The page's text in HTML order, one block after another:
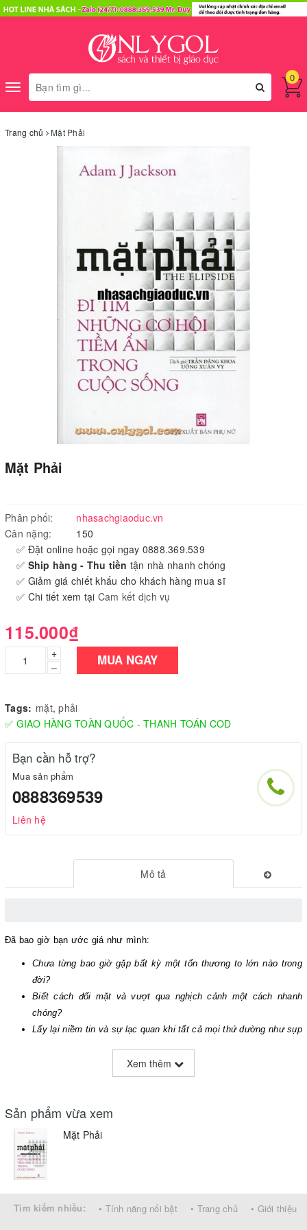
Toggle
navigation
0
Trang chủ Mặt Phải
Mặt Phải
Phân phối:
nhasachgiaoduc.vn
Cân nặng:
150
✅ Đặt online hoặc gọi ngay 0888.369.539
✅ Ship hàng - Thu tiền tận nhà nhanh chóng
✅ Giảm giá chiết khấu cho khách hàng mua sĩ
✅ Chi tiết xem tại Cam kết dịch vụ
115.000₫
+
–
MUA NGAY
Tags: mặt,phải
✅ GIAO HÀNG TOÀN QUỐC - THANH TOÁN COD
Bạn cần hỗ trợ?
Mua sản phẩm
0888369539
Liên hệ
Mô tả
Đã bao giờ bạn ước giá như mình:
Chưa từng bao giờ gặp bất kỳ một tổn thương to lớn nào trong
đời?
Biết cách đối mặt và vượt qua nghịch cảnh một cách nhanh
chóng?
Lấy lại niềm tin và sự lạc quan khi tất cả mọi thứ dường như sụp
Tìm được ý nghĩa tích cực ẩn chứa đằng sau những điều tồi tệ
trong cuộc sống: một mối quan hệ tan vỡ, một người thân yêu qua đời,
công việc kinh doanh thất bại, bị mất việc sau nhiều năm phấn đấu, bị
tai nạn nghiêm trọng, v.v…
Nghịch cảnh là những điều không ai mong muốn gặp phải, có những
có những người không những đã vượt qua nghịch cảnh đó mà thậm
Xem thêm
Sản phẩm vừa xem
Mặt Phải
Tìm kiếm nhiều: • Tính năng nổi bật • Trang chủ • Giới thiệu